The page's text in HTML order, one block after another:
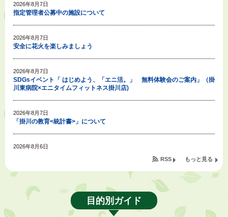
2026年8月7日
指定管理者公募中の施設について
2026年8月7日
安全に花火を楽しみましょう
2026年8月7日
SDGsイベント「 はじめよう、「エニ活。」 無料体験会のご案内」（掛
川東病院×エニタイムフィットネス掛川店)
2026年8月7日
「掛川の教育<統計書>」について
2026年8月6日
令和８年度公民館等（大東北公民館、大須賀中央公民館）講座のお知らせ
熱中症対策「クーリングシェルター」の設置について
2026年8月6日
もっと見る
RSS
目的別ガイド